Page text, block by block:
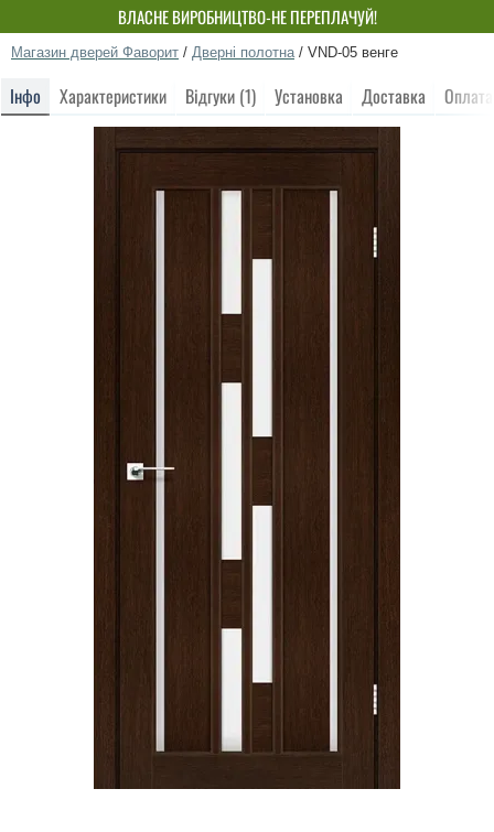
ВЛАСНЕ ВИРОБНИЦТВО-НЕ ПЕРЕПЛАЧУЙ!
Магазин дверей Фаворит / Дверні полотна / VND-05 венге
Інфо Характеристики Відгуки (1) Установка Доставка Оплата